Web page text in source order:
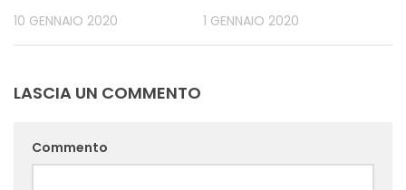
10 GENNAIO 2020 1 GENNAIO 2020
LASCIA UN COMMENTO
Commento